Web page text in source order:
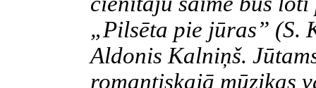
„Pilsēta pie jūras” (S.
Aldonis Kalniņš.
romantiskajā mūzikas